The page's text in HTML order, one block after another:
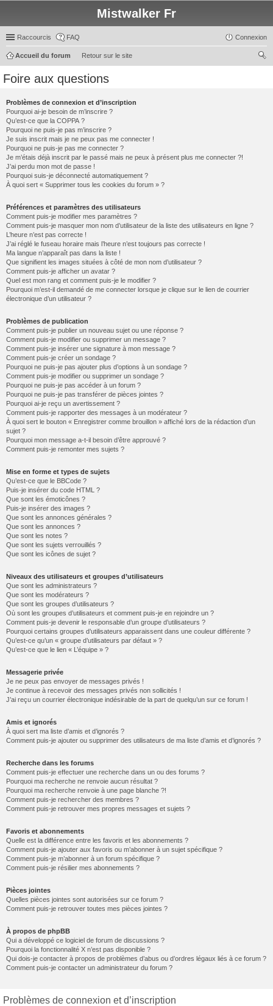
Mistwalker Fr
Raccourcis FAQ Connexion
Retour sur le site
Accueil du forum
Foire aux questions
Problèmes de connexion et d’inscription
Pourquoi ai-je besoin de m’inscrire ?
Qu’est-ce que la COPPA ?
Pourquoi ne puis-je pas m’inscrire ?
Je suis inscrit mais je ne peux pas me connecter !
Pourquoi ne puis-je pas me connecter ?
Je m’étais déjà inscrit par le passé mais ne peux à présent plus me connecter ?!
J’ai perdu mon mot de passe !
Pourquoi suis-je déconnecté automatiquement ?
À quoi sert « Supprimer tous les cookies du forum » ?
Préférences et paramètres des utilisateurs
Comment puis-je modifier mes paramètres ?
Comment puis-je masquer mon nom d’utilisateur de la liste des utilisateurs en ligne ?
L’heure n’est pas correcte !
J’ai réglé le fuseau horaire mais l’heure n’est toujours pas correcte !
Ma langue n’apparaît pas dans la liste !
Que signifient les images situées à côté de mon nom d’utilisateur ?
Comment puis-je afficher un avatar ?
Quel est mon rang et comment puis-je le modifier ?
Pourquoi m’est-il demandé de me connecter lorsque je clique sur le lien de courrier
électronique d’un utilisateur ?
Problèmes de publication
Comment puis-je publier un nouveau sujet ou une réponse ?
Comment puis-je modifier ou supprimer un message ?
Comment puis-je insérer une signature à mon message ?
Comment puis-je créer un sondage ?
Pourquoi ne puis-je pas ajouter plus d’options à un sondage ?
Comment puis-je modifier ou supprimer un sondage ?
Pourquoi ne puis-je pas accéder à un forum ?
Pourquoi ne puis-je pas transférer de pièces jointes ?
Pourquoi ai-je reçu un avertissement ?
Comment puis-je rapporter des messages à un modérateur ?
À quoi sert le bouton « Enregistrer comme brouillon » affiché lors de la rédaction d’un
sujet ?
Pourquoi mon message a-t-il besoin d’être approuvé ?
Comment puis-je remonter mes sujets ?
Mise en forme et types de sujets
Qu’est-ce que le BBCode ?
Puis-je insérer du code HTML ?
Que sont les émoticônes ?
Puis-je insérer des images ?
Que sont les annonces générales ?
Que sont les annonces ?
Que sont les notes ?
Que sont les sujets verrouillés ?
Que sont les icônes de sujet ?
Niveaux des utilisateurs et groupes d’utilisateurs
Que sont les administrateurs ?
Que sont les modérateurs ?
Que sont les groupes d’utilisateurs ?
Où sont les groupes d’utilisateurs et comment puis-je en rejoindre un ?
Comment puis-je devenir le responsable d’un groupe d’utilisateurs ?
Pourquoi certains groupes d’utilisateurs apparaissent dans une couleur différente ?
Qu’est-ce qu’un « groupe d’utilisateurs par défaut » ?
Qu’est-ce que le lien « L’équipe » ?
Messagerie privée
Je ne peux pas envoyer de messages privés !
Je continue à recevoir des messages privés non sollicités !
J’ai reçu un courrier électronique indésirable de la part de quelqu’un sur ce forum !
Amis et ignorés
À quoi sert ma liste d’amis et d’ignorés ?
Comment puis-je ajouter ou supprimer des utilisateurs de ma liste d’amis et d’ignorés ?
Recherche dans les forums
Comment puis-je effectuer une recherche dans un ou des forums ?
Pourquoi ma recherche ne renvoie aucun résultat ?
Pourquoi ma recherche renvoie à une page blanche ?!
Comment puis-je rechercher des membres ?
Comment puis-je retrouver mes propres messages et sujets ?
Favoris et abonnements
Quelle est la différence entre les favoris et les abonnements ?
Comment puis-je ajouter aux favoris ou m’abonner à un sujet spécifique ?
Comment puis-je m’abonner à un forum spécifique ?
Comment puis-je résilier mes abonnements ?
Pièces jointes
Quelles pièces jointes sont autorisées sur ce forum ?
Comment puis-je retrouver toutes mes pièces jointes ?
À propos de phpBB
Qui a développé ce logiciel de forum de discussions ?
Pourquoi la fonctionnalité X n’est pas disponible ?
Qui dois-je contacter à propos de problèmes d’abus ou d’ordres légaux liés à ce forum ?
Comment puis-je contacter un administrateur du forum ?
Problèmes de connexion et d’inscription